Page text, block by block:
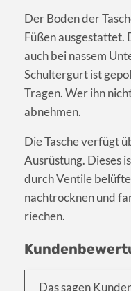
Der Boden der
Füßen ausgestattet.
auch bei nassem
Schultergurt ist
Tragen. Wer ihn
abnehmen.
Die Tasche verfügt
Ausrüstung. Dieses
durch Ventile
nachtrocknen und
riechen.
Das sagen